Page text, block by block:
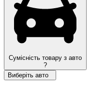
Сумісність товару з авто
?
Виберіть авто